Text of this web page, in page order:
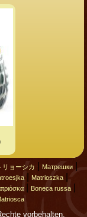
リョーシカ Матрешки|
| Matrioszka|
Boneca russa
vorbehalten.